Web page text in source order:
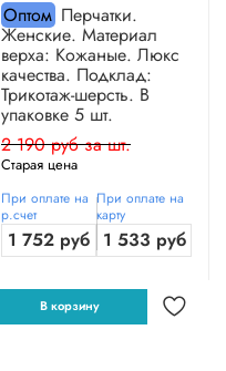
ОптомПерчатки.
Женские. Материал
верха: Кожаные. Люкс
качества. Подклад:
Трикотаж-шерсть. В
упаковке 5 шт.
2 190 руб за шт.
Старая цена
При оплате на
р.счет
1 752 руб
При оплате на
карту
1 533 руб
В корзину